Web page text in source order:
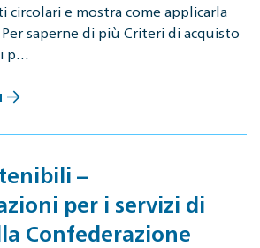
circolari e mostra come applicarla
saperne di più Criteri di acquisto
p…
–
per i servizi di
Confederazione